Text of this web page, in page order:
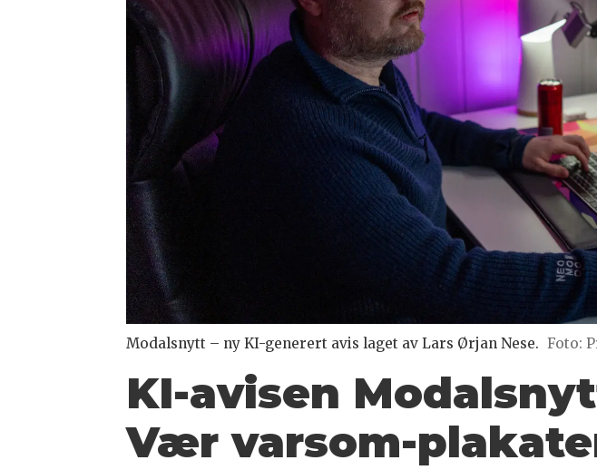
Modalsnytt – ny KI-generert avis laget av Lars Ørjan Nese. Foto:
KI-avisen
Vær varsom-